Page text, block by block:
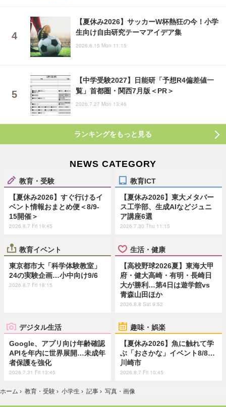
【夏休み2026】サッカーW杯熱狂の今！小学
生向け自由研究テーマアイデア集
2026.6.15 Mon 11:15
【中学受験2027】日能研「予想R4偏差値一
覧」首都圏・関西7月版＜PR＞
2026.7.27 Mon 13:46
ランキングをもっと見る
NEWS CATEGORY
教育・受験
【夏休み2026】すぐ行けるイ
ベント情報おまとめ便＜8/9-
15開催＞
2026.8.7 Fri 19:45
教育ICT
【夏休み2026】東大メタバー
ス工学部、生成AIなどジュニ
ア講座6選
2026.7.30 Thu 11:15
教育イベント
東京都市大「科学体験教室」
24の実験企画…小中向け9/6
2026.8.7 Fri 18:15
生活・健康
【高校野球2026夏】東海大甲
府・健大高崎・有明・長崎日
大が勝利…第4日は遊学館vs
青森山田ほか
2026.8.8 Sat 9:52
デジタル生活
Google、アプリ向け年齢確認
APIを年内に世界展開…未成年
者保護を強化
2026.7.31 Fri 13:45
趣味・娯楽
【夏休み2026】魚に触れて学
ぶ「おさかな」イベント8/8…
川崎市
2026.8.7 Fri 10:45
ホーム › 教育・受験 › 小学生 › 記事 › 写真・画像